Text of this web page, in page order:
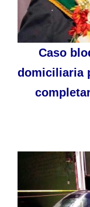
Caso
domiciliaria